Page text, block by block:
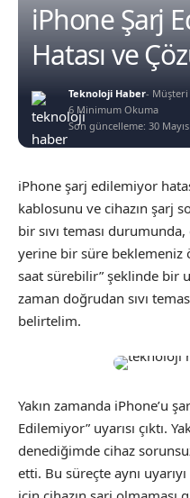
iPhone Şarj
Hatası ve
Son güncelleme: 30 Mayıs
Teknoloji Haber- Müşteri
6 Minimum Okuma
iPhone şarj edilemiyor
kablosunu ve cihazın şarj
bir sıvı teması
yerine bir süre beklemeniz
saat sürebilir” şeklinde bir
zaman doğrudan sıvı
belirtelim.
Yakın zamanda iPhone’u
Edilemiyor” uyarısı çıktı.
denediğimde cihaz
etti. Bu süreçte aynı